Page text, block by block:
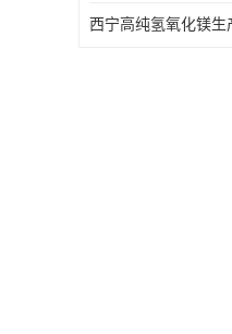
西宁高纯氢氧化镁生